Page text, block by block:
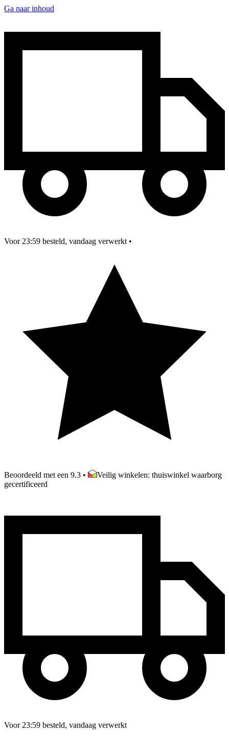
Ga naar inhoud
Voor 23:59 besteld, vandaag verwerkt •
Beoordeeld met een 9.3 •
Veilig winkelen: thuiswinkel waarborg
gecertificeerd
Voor 23:59 besteld, vandaag verwerkt